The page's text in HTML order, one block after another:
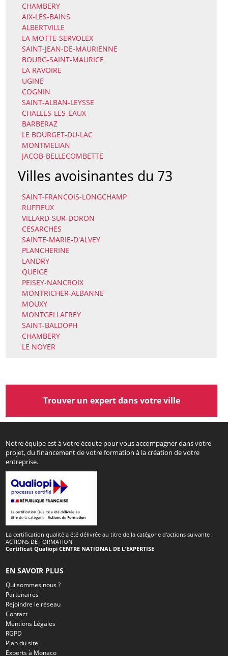
CHAMBERY
AIX-LES-BAINS
ALBERTVILLE
LA MOTTE-SERVOLEX
SAINT-JEAN-DE-MAURIENNE
BOURG-SAINT-MAURICE
LA RAVOIRE
UGINE
COGNIN
SAINT-ALBAN-LEYSSE
CHALLES-LES-EAUX
BARBERAZ
LE BOURGET-DU-LAC
MONTMELIAN
JACOB-BELLECOMBETTE
Villes avoisinantes du 73
SAINT-FRANCOIS-LONGCHAMP
RUFFIEUX
VILLARD-SUR-DORON
CESARCHES
SAINTE-MARIE-D'ALVEY
PLANCHERINE
LANDRY
QUEIGE
PEISEY-NANCROIX
MONTRICHER-ALBANNE
MOUXY
MONTGELLAFREY
SAINT-BALDOPH
CHAMBERY
LE NOYER
Trouver un expert dans votre ville
Notre équipe est à votre écoute pour vous accompagner dans votre
projet, du financement de votre formation à la création de votre
entreprise.
La certification qualité a été délivrée au titre de la catégorie d'actions suivante :
ACTIONS DE FORMATION
Certificat Qualiopi CENTRE NATIONAL DE L'EXPERTISE
EN SAVOIR PLUS
Qui sommes nous ?
Partenaires
Rejoindre le réseau
Contact
Mentions Légales
RGPD
Plan du site
Experts à Monaco